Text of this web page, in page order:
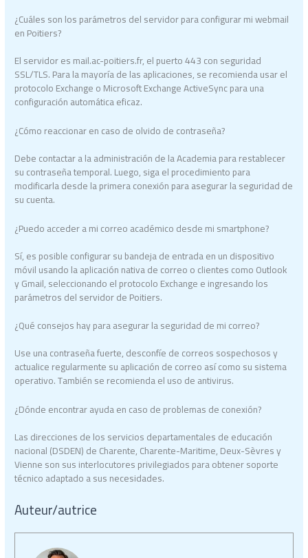
¿Cuáles son los parámetros del servidor para configurar mi webmail
en Poitiers?
El servidor es mail.ac-poitiers.fr, el puerto 443 con seguridad
SSL/TLS. Para la mayoría de las aplicaciones, se recomienda usar el
protocolo Exchange o Microsoft Exchange ActiveSync para una
configuración automática eficaz.
¿Cómo reaccionar en caso de olvido de contraseña?
Debe contactar a la administración de la Academia para restablecer
su contraseña temporal. Luego, siga el procedimiento para
modificarla desde la primera conexión para asegurar la seguridad de
su cuenta.
¿Puedo acceder a mi correo académico desde mi smartphone?
Sí, es posible configurar su bandeja de entrada en un dispositivo
móvil usando la aplicación nativa de correo o clientes como Outlook
y Gmail, seleccionando el protocolo Exchange e ingresando los
parámetros del servidor de Poitiers.
¿Qué consejos hay para asegurar la seguridad de mi correo?
Use una contraseña fuerte, desconfíe de correos sospechosos y
actualice regularmente su aplicación de correo así como su sistema
operativo. También se recomienda el uso de antivirus.
¿Dónde encontrar ayuda en caso de problemas de conexión?
Las direcciones de los servicios departamentales de educación
nacional (DSDEN) de Charente, Charente-Maritime, Deux-Sèvres y
Vienne son sus interlocutores privilegiados para obtener soporte
técnico adaptado a sus necesidades.
Auteur/autrice